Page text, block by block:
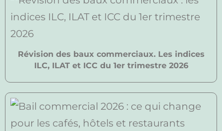
Révision des baux commerciaux. Les indices
ILC, ILAT et ICC du 1er trimestre 2026